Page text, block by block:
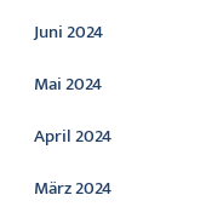
Juni 2024
Mai 2024
April 2024
März 2024